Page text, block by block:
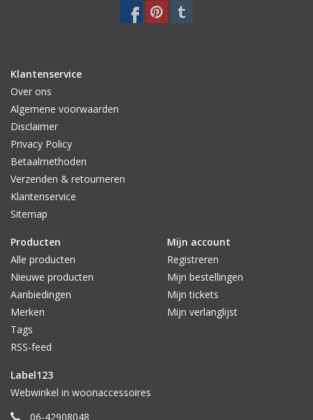
Klantenservice
Over ons
Algemene voorwaarden
Disclaimer
Privacy Policy
Betaalmethoden
Verzenden & retourneren
Klantenservice
Sitemap
Producten
Alle producten
Nieuwe producten
Aanbiedingen
Merken
Tags
RSS-feed
Mijn account
Registreren
Mijn bestellingen
Mijn tickets
Mijn verlanglijst
Label123
Webwinkel in woonaccessoires
06-42908048